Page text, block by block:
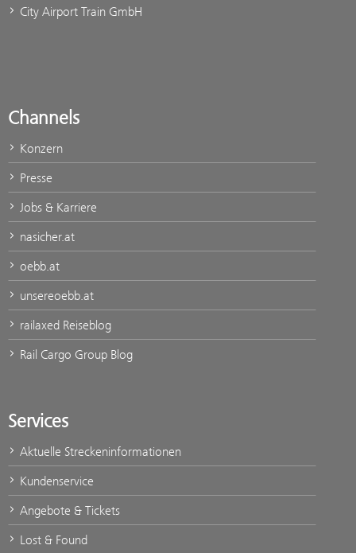
City Airport Train GmbH
Channels
Konzern
Presse
Jobs & Karriere
nasicher.at
oebb.at
unsereoebb.at
railaxed Reiseblog
Rail Cargo Group Blog
Services
Aktuelle Streckeninformationen
Kundenservice
Angebote & Tickets
Lost & Found